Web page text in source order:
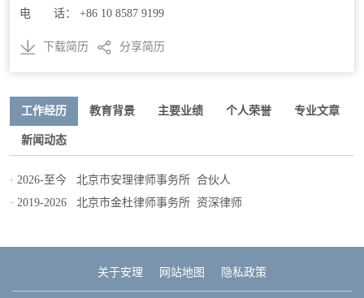
电 话： +86 10 8587 9199
下载简历 分享简历
工作经历 教育背景 主要业绩 个人荣誉 专业文章
新闻动态
· 2026-至今 北京市安理律师事务所 合伙人
· 2019-2026
北京市金杜律师事务所 资深律师
关于安理 网站地图 隐私政策